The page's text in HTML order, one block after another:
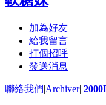
加為好友
給我留言
打個招呼
發送消息
聯絡我們|Archiver|